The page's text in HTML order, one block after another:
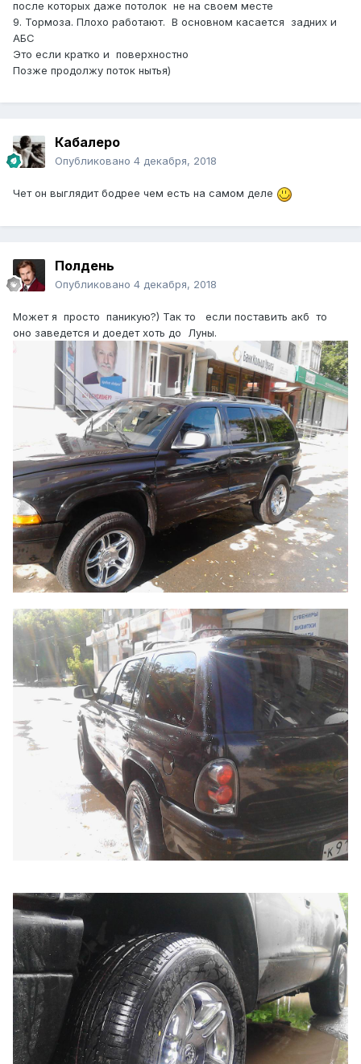
после которых даже потолок не на своем месте
9. Тормоза. Плохо работают. В основном касается задних и
АБС
Это если кратко и поверхностно
Позже продолжу поток нытья)
Кабалеро
Опубликовано 4 декабря, 2018
Чет он выглядит бодрее чем есть на самом деле
Полдень
Опубликовано 4 декабря, 2018
Может я просто паникую?) Так то если поставить акб то
оно заведется и доедет хоть до Луны.